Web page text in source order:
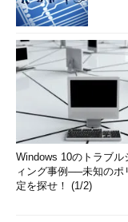
Windows 10のトラブル
ィング事例──未知のポ
定を探せ！ (1/2)